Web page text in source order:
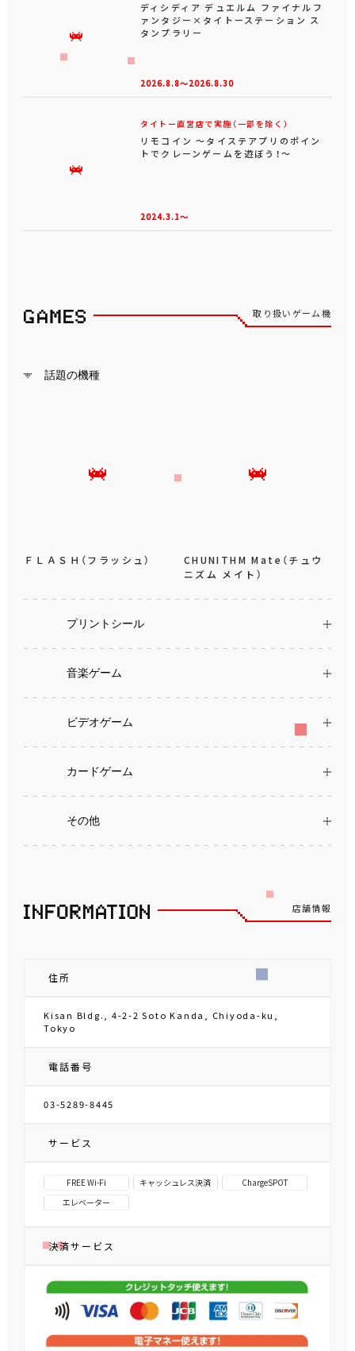
ディシディア デュエルム ファイナルフ
ァンタジー×タイトーステーション ス
タンプラリー
2026.8.8～2026.8.30
タイトー直営店で実施（一部を除く）
リモコイン ～タイステアプリのポイン
トでクレーンゲームを遊ぼう！～
2024.3.1～
取り扱いゲーム機
話題の機種
ＦＬＡＳＨ（フラッシュ）
CHUNITHM Mate（チュウ
ニズム メイト）
プリントシール
音楽ゲーム
ビデオゲーム
カードゲーム
その他
店舗情報
住所
Kisan Bldg., 4-2-2 Soto Kanda, Chiyoda-ku,
Tokyo
電話番号
03-5289-8445
サービス
FREE Wi-Fi キャッシュレス決済
ChargeSPOT
エレベーター
決済サービス